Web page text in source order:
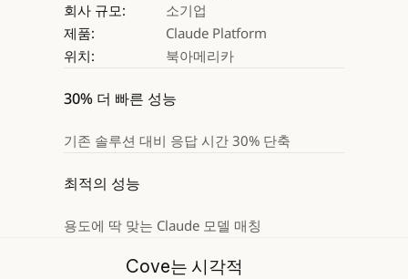
회사 규모:
소기업
제품:
Claude Platform
위치:
북아메리카
30% 더 빠른 성능
기존 솔루션 대비 응답 시간 30% 단축
최적의 성능
용도에 딱 맞는 Claude 모델 매칭
Cove는 시각적